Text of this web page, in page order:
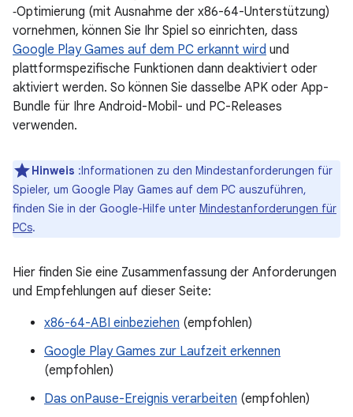
‑Optimierung (mit Ausnahme der x86-64-Unterstützung)
vornehmen, können Sie Ihr Spiel so einrichten, dass
Google Play Games auf dem PC erkannt wird und
plattformspezifische Funktionen dann deaktiviert oder
aktiviert werden. So können Sie dasselbe APK oder App-
Bundle für Ihre Android-Mobil- und PC-Releases
verwenden.
Hinweis :Informationen zu den Mindestanforderungen für
Spieler, um Google Play Games auf dem PC auszuführen,
finden Sie in der Google-Hilfe unter Mindestanforderungen für
PCs.
Hier finden Sie eine Zusammenfassung der Anforderungen
und Empfehlungen auf dieser Seite:
x86-64-ABI einbeziehen (empfohlen)
Google Play Games zur Laufzeit erkennen
(empfohlen)
Das onPause-Ereignis verarbeiten (empfohlen)